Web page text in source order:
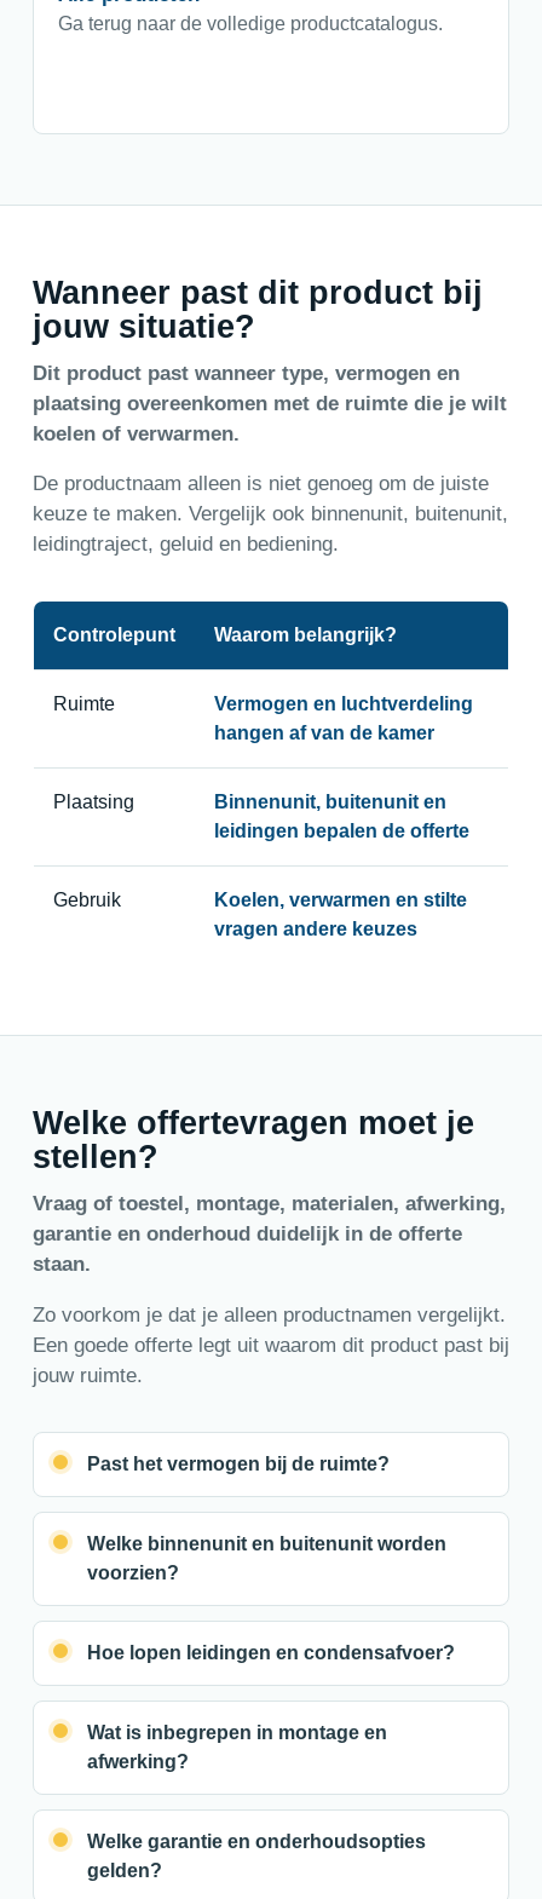
Ga terug naar de volledige productcatalogus.
Wanneer past dit product bij
jouw situatie?
Dit product past wanneer type, vermogen en
plaatsing overeenkomen met de ruimte die je wilt
koelen of verwarmen.
De productnaam alleen is niet genoeg om de juiste
keuze te maken. Vergelijk ook binnenunit, buitenunit,
leidingtraject, geluid en bediening.
Controlepunt Waarom belangrijk?
Ruimte
Vermogen en luchtverdeling
hangen af van de kamer
Plaatsing
Binnenunit, buitenunit en
leidingen bepalen de offerte
Gebruik
Koelen, verwarmen en stilte
vragen andere keuzes
Welke offertevragen moet je
stellen?
Vraag of toestel, montage, materialen, afwerking,
garantie en onderhoud duidelijk in de offerte
staan.
Zo voorkom je dat je alleen productnamen vergelijkt.
Een goede offerte legt uit waarom dit product past bij
jouw ruimte.
Past het vermogen bij de ruimte?
Welke binnenunit en buitenunit worden
voorzien?
Hoe lopen leidingen en condensafvoer?
Wat is inbegrepen in montage en
afwerking?
Welke garantie en onderhoudsopties
gelden?